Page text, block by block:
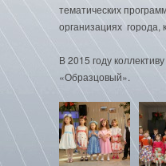
тематических
организациях города,
В 2015 году
«Образцовый».